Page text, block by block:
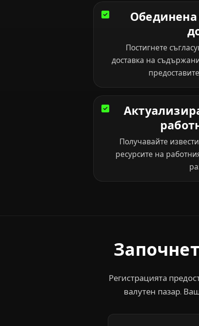
Обединена
Постигнете
доставка на
Получавайте
ресурсите на
Регистрацията
валутен пазар.